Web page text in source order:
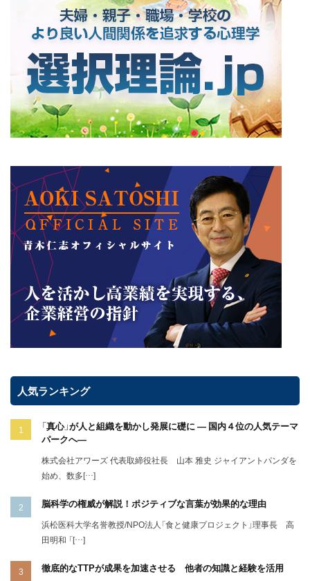
人気ランキング
「真心」が人と組織を動かし発展に礎に ― 国内４位の人気テーマ
パークへ―
株式会社アワーズ 代表取締役社長 山本 雅史 ジャイアントパンダを
始め、数多[…]
脳科学の権威が解説！ポジティブな言葉が効果的な理由
浜松医科大学名誉教授/NPO法人「食と健康プロジェクト」理事長 高
田明和 「[…]
徹底的なTTPが成果を加速させる 他者の知識と経験を活用